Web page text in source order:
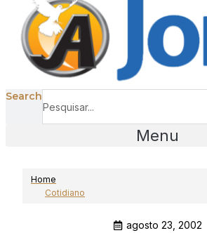
Search
Menu
Home
Cotidiano
agosto 23, 2002